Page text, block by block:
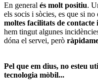
En general és molt positiu.
els socis i sòcies, es que si
moltes facilitats de contacte
hem tingut algunes
dóna el servei, però
Pel que em dius, no esteu
tecnologia mòbil...